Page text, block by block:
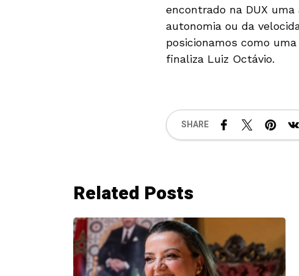
encontrado na DUX
autonomia ou da
posicionamos como
finaliza Luiz Octávio.
SHARE
Related Posts